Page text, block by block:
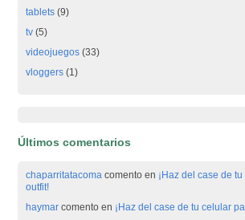
tablets (9)
tv (5)
videojuegos (33)
vloggers (1)
Últimos comentarios
chaparritatacoma comento en ¡Haz del case de
outfit!
haymar comento en ¡Haz del case de tu celular